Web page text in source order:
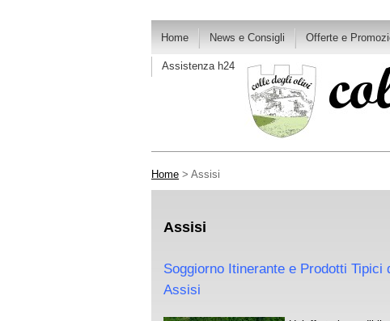
Home News e Consigli Offerte e
Assistenza h24
Home > Assisi
Assisi
Soggiorno Itinerante e Prodotti
Assisi